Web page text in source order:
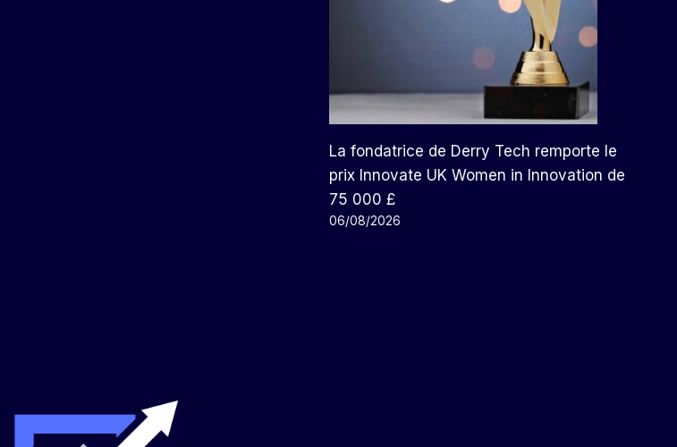
La fondatrice de Derry Tech remporte le
prix Innovate UK Women in Innovation de
75 000 £
06/08/2026